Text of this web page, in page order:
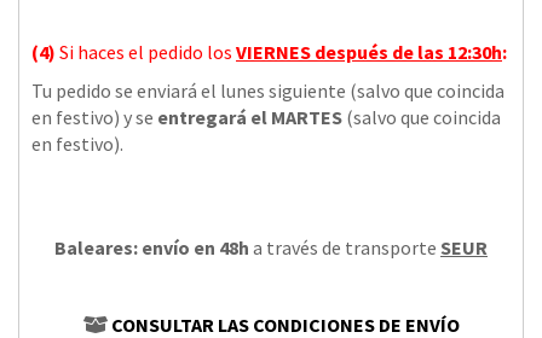
(4) Si haces el pedido los VIERNES después de las 12:30h:
Tu pedido se enviará el lunes siguiente (salvo que coincida
en festivo) y se entregará el MARTES (salvo que coincida
en festivo).
Baleares: envío en 48h a través de transporte SEUR
CONSULTAR LAS CONDICIONES DE ENVÍO